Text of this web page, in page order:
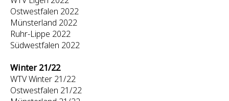
Ostwestfalen 2022
Münsterland 2022
Ruhr-Lippe 2022
Südwestfalen 2022
Winter 21/22
WTV Winter 21/22
Ostwestfalen 21/22